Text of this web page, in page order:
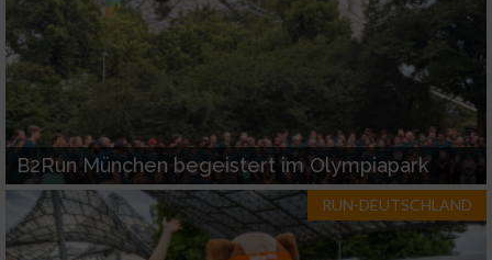
B2Run München begeistert im Olympiapark
RUN-DEUTSCHLAND
Performance
Funktional
Werbung